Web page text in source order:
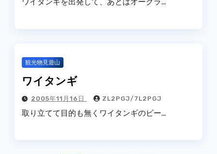
観光物見遊山
ワイタンギ
2005年11月16日 ZL2PGJ/7L2PGJ
取り立てて目的も無くワイタンギのビー…